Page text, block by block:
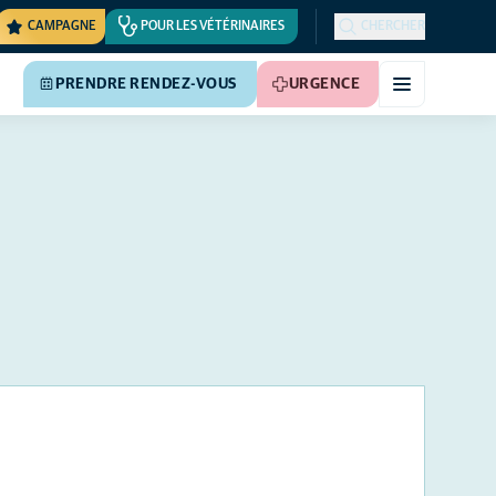
CAMPAGNE POUR LES VÉTÉRINAIRES CHERCHER
PRENDRE RENDEZ-VOUS URGENCE